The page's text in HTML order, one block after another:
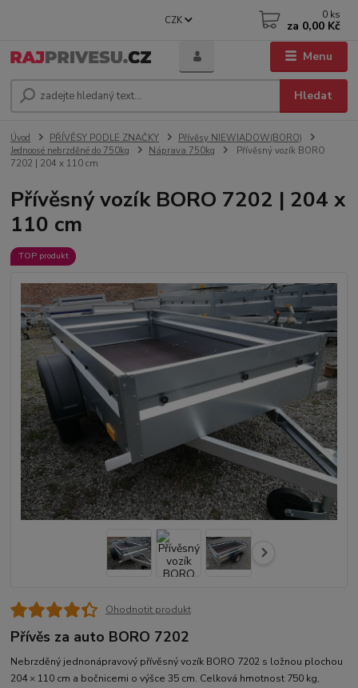
Menu
CZK
Hledat
0 ks
za 0,00 Kč
Úvod PŘÍVĚSY PODLE ZNAČKY
Přívěsy NIEWIADOW(BORO)
Jednoosé nebrzděné do 750kg
Náprava 750kg
Přívěsný vozík BORO
7202 | 204 x 110 cm
Přívěsný vozík BORO 7202 | 204 x
110 cm
TOP produkt
Ohodnotit produkt
Přívěs za auto BORO 7202
Nebrz­děný jednonápravový přívěsný vozík BORO 7202 s ložnou plochou
204 × 110 cm a bočnicemi o výšce 35 cm. Celková hmotnost 750 kg,